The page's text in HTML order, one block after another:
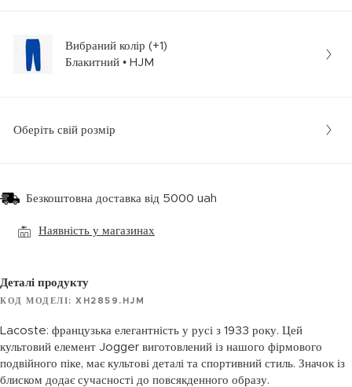
Вибраний колір (+1)
Блакитний • HJM
Оберіть свій розмір
Безкоштовна доставка від 5000 uah
Наявність у магазинах
Деталі продукту
КОД МОДЕЛІ: XH2859.HJM
Lacoste: французька елегантність у русі з 1933 року. Цей
культовий елемент Jogger виготовлений із нашого фірмового
подвійного піке, має культові деталі та спортивний стиль. Значок із
блиском додає сучасності до повсякденного образу.